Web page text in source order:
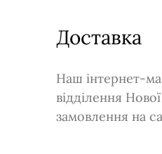
Доставка
Наш інтернет-
відділення
замовлення на